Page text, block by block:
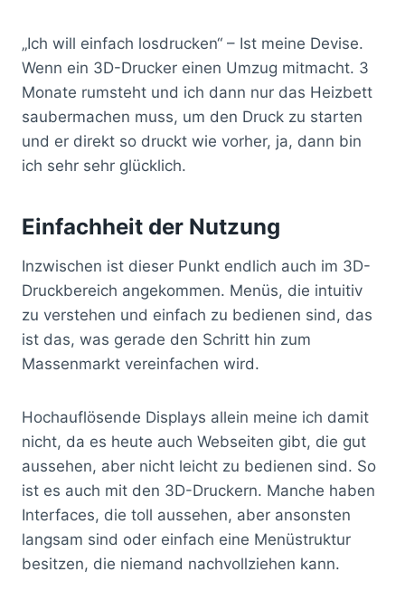
„Ich will einfach losdrucken“ – Ist meine Devise.
Wenn ein 3D-Drucker einen Umzug mitmacht. 3
Monate rumsteht und ich dann nur das Heizbett
saubermachen muss, um den Druck zu starten
und er direkt so druckt wie vorher, ja, dann bin
ich sehr sehr glücklich.
Einfachheit der Nutzung
Inzwischen ist dieser Punkt endlich auch im 3D-
Druckbereich angekommen. Menüs, die intuitiv
zu verstehen und einfach zu bedienen sind, das
ist das, was gerade den Schritt hin zum
Massenmarkt vereinfachen wird.
Hochauflösende Displays allein meine ich damit
nicht, da es heute auch Webseiten gibt, die gut
aussehen, aber nicht leicht zu bedienen sind. So
ist es auch mit den 3D-Druckern. Manche haben
Interfaces, die toll aussehen, aber ansonsten
langsam sind oder einfach eine Menüstruktur
besitzen, die niemand nachvollziehen kann.